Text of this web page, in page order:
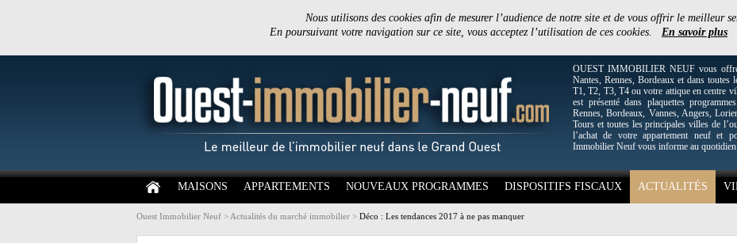
Nous utilisons des cookies afin de mesurer l’audience de notre site et de vous offrir le meilleur
En poursuivant votre navigation sur ce site, vous acceptez l’utilisation de ces cookies. En savoir plus
OUEST IMMOBILIER NEUF vous
Nantes, Rennes, Bordeaux et dans
T1, T2, T3, T4 ou votre attique en centre
est présenté dans plaquettes
Rennes, Bordeaux, Vannes, Angers,
Tours et toutes les principales villes de
l’achat de votre appartement neuf et
Immobilier Neuf vous informe au quotidien.
MAISONS APPARTEMENTS NOUVEAUX PROGRAMMES DISPOSITIFS FISCAUX ACTUALITÉS
Ouest Immobilier Neuf > Actualités du marché immobilier > Déco : Les tendances 2017 à ne pas manquer